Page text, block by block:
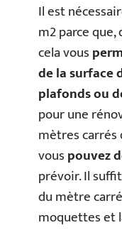
Il est
m2 parce
cela vous
de la surface
plafonds ou
pour une
mètres carrés
vouspouvez
prévoir. Il
du mètre
moquettes et